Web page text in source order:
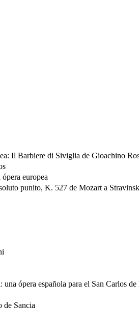
Il Barbiere di Siviglia de Gioachino
europea
punito, K. 527 de Mozart a
ópera española para el San Carlos
de Sancia